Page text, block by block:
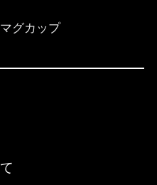
グカップ